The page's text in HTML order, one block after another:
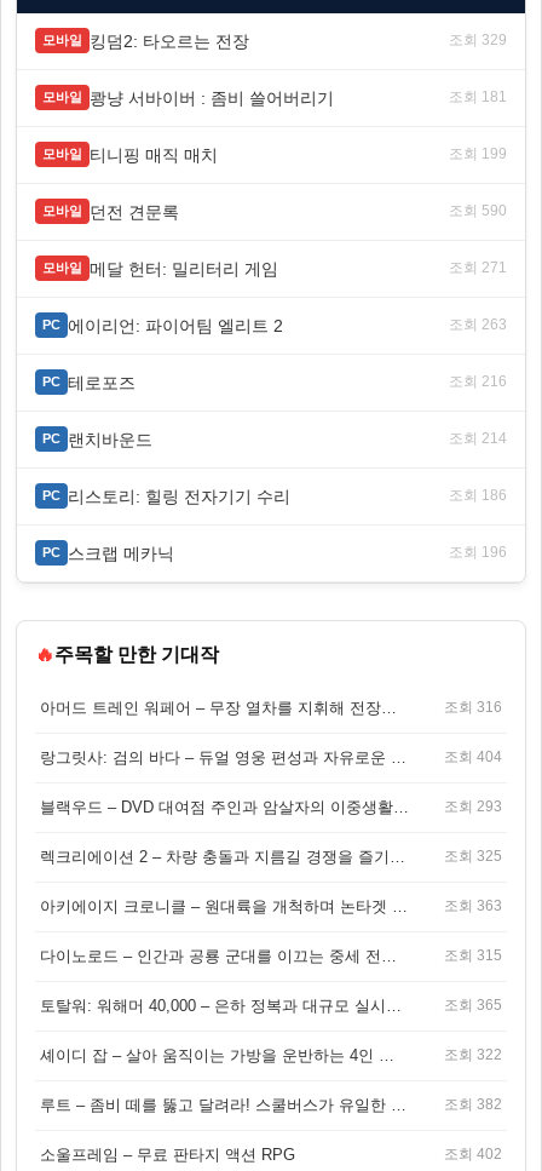
모바일 킹덤2: 타오르는 전장 조회 329
모바일 쾅냥 서바이버 : 좀비 쓸어버리기 조회 181
모바일 티니핑 매직 매치 조회 199
모바일 던전 견문록 조회 590
모바일 메달 헌터: 밀리터리 게임 조회 271
PC 에이리언: 파이어팀 엘리트 2 조회 263
PC 테로포즈 조회 216
PC 랜치바운드 조회 214
PC 리스토리: 힐링 전자기기 수리 조회 186
PC 스크랩 메카닉 조회 196
🔥주목할 만한 기대작
조회 316
조회 404
조회 293
조회 325
조회 363
조회 315
조회 365
조회 322
조회 382
소울프레임 – 무료 판타지 액션 RPG 조회 402